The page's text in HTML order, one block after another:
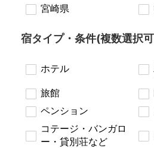
宮崎県
宿タイプ・条件(複数選択
ホテル
旅館
ペンション
コテージ・バンガロ
ー・貸別荘など